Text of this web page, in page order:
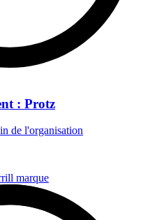
: Protz
de l'organisation